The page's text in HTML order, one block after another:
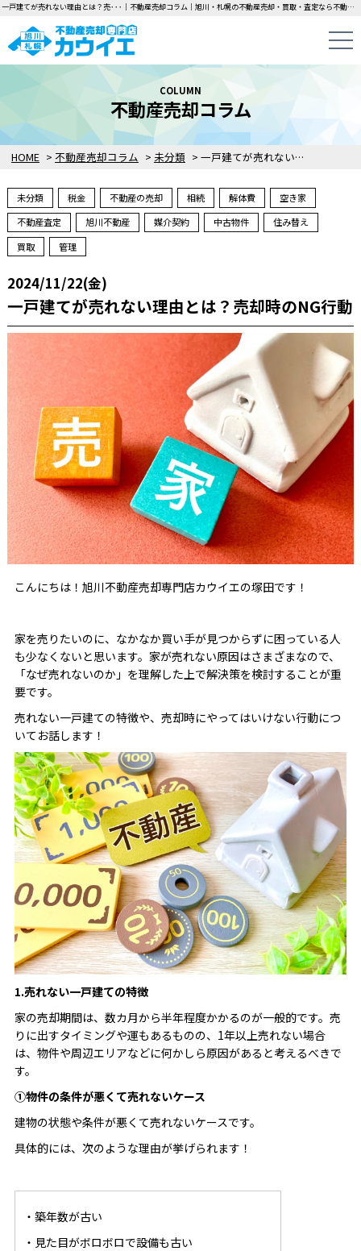
一戸建てが売れない理由とは？売･･･｜不動産売却コラム｜旭川・札幌の不動産売却・買取・査定なら不動産売却専門店カウイエにお任せください！中古一戸建て・マンション・土地の即日無料査定・即金買取を行っています！
HOME > 不動産売却コラム > 未分類 > 一戸建てが売れない理由とは？売却時のNG行動
COLUMN
不動産売却コラム
未分類 税金 不動産の売却 相続 解体費
空き家
不動産査定
旭川不動産 媒介契約 中古物件
住み替え
買取
管理
2024/11/22(金)
一戸建てが売れない理由とは？売却時のNG行動
こんにちは！旭川不動産売却専門店カウイエの塚田です！
家を売りたいのに、なかなか買い手が見つからずに困っている人
も少なくないと思います。家が売れない原因はさまざまなので、
「なぜ売れないのか」を理解した上で解決策を検討することが重
要です。
売れない一戸建ての特徴や、売却時にやってはいけない行動につ
いてお話します！
1.売れない一戸建ての特徴
家の売却期間は、数カ月から半年程度かかるのが一般的です。売
りに出すタイミングや運もあるものの、1年以上売れない場合
は、物件や周辺エリアなどに何かしら原因があると考えるべきで
す。
①物件の条件が悪くて売れないケース
建物の状態や条件が悪くて売れないケースです。
具体的には、次のような理由が挙げられます！
・築年数が古い
・見た目がボロボロで設備も古い